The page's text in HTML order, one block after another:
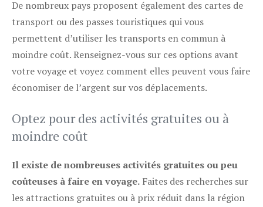
De nombreux pays proposent également des cartes de
transport ou des passes touristiques qui vous
permettent d’utiliser les transports en commun à
moindre coût. Renseignez-vous sur ces options avant
votre voyage et voyez comment elles peuvent vous faire
économiser de l’argent sur vos déplacements.
Optez pour des activités gratuites ou à
moindre coût
Il existe de nombreuses activités gratuites ou peu
coûteuses à faire en voyage. Faites des recherches sur
les attractions gratuites ou à prix réduit dans la région